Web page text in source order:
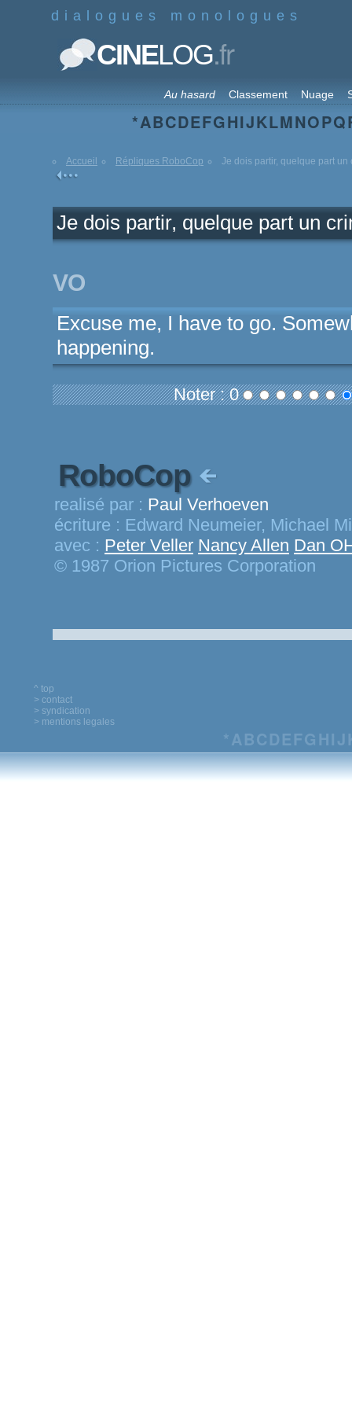
dialogues monologues
CINELOG.fr
Au hasard Classement Nuage
*ABCDEFGHIJKLMNOPQ
Accueil Répliques RoboCop Je dois partir, quelque part un
Je dois partir, quelque part un
VO
Excuse me, I have to go.
happening.
Noter : 0
RoboCop
realisé par : Paul Verhoeven
écriture : Edward Neumeier, Michael
avec : Peter Veller Nancy Allen Dan
© 1987 Orion Pictures Corporation
^ top
> contact
> syndication
> mentions legales
*ABCDEFG HIJ